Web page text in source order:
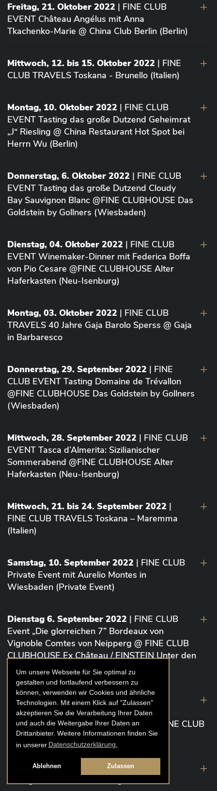
Um unsere Webseite für Sie optimal zu
gestalten und fortlaufend verbessern zu
können, verwenden wir Cookies und ähnliche
Technologien. Mit einem Klick auf "Zulassen"
akzeptieren Sie die Verarbeitung Ihrer Daten
und auch die Weitergabe Ihrer Daten an
Drittanbieter. Weitere Informationen finden Sie
in unserer Datenschutzerklärung.
Ablehnen Zulassen
Freitag, 21. Oktober 2022 | FINE CLUB
EVENT Château Angélus mit Anna
Tkachenko-Marie @ China Club Berlin (Berlin)
Mittwoch, 12. bis 15. Oktober 2022 | FINE
CLUB TRAVELS Toskana - Brunello (Italien)
Montag, 10. Oktober 2022 | FINE CLUB
EVENT Tasting das große Dutzend Geheimrat
„J“ Riesling @ China Restaurant Hot Spot bei
Herrn Wu (Berlin)
Donnerstag, 6. Oktober 2022 | FINE CLUB
EVENT Tasting das große Dutzend Cloudy
Bay Sauvignon Blanc @FINE CLUBHOUSE Das
Goldstein by Gollners (Wiesbaden)
Dienstag, 04. Oktober 2022 | FINE CLUB
EVENT Winemaker-Dinner mit Federica Boffa
von Pio Cesare @FINE CLUBHOUSE Alter
Haferkasten (Neu-Isenburg)
Montag, 03. Oktober 2022 | FINE CLUB
TRAVELS 40 Jahre Gaja Barolo Sperss @ Gaja
in Barbaresco
Donnerstag, 29. September 2022 | FINE
CLUB EVENT Tasting Domaine de Trévallon
@FINE CLUBHOUSE Das Goldstein by Gollners
(Wiesbaden)
Mittwoch, 28. September 2022 | FINE CLUB
EVENT Tasca d’Almerita: Sizilianischer
Sommerabend @FINE CLUBHOUSE Alter
Haferkasten (Neu-Isenburg)
Mittwoch, 21. bis 24. September 2022 |
FINE CLUB TRAVELS Toskana – Maremma
(Italien)
Samstag, 10. September 2022 | FINE CLUB
Private Event mit Aurelio Montes in
Wiesbaden (Private Event)
Dienstag 6. September 2022 | FINE CLUB
Event „Die glorreichen 7” Bordeaux von
Vignoble Comtes von Neipperg @ FINE CLUB
CLUBHOUSE Ex Château / EINSTEIN Unter den
Linden (Berlin)
19. August 2022| FINE CLUB Academy
Caviar „Die glorreichen 7“ Riesling Große
Gewächse von der Mosel aus 2020 @ FINE CLUB
Clubhouse Prunier Cologne (Köln)
29. Juli 2022
| Weinbergwanderung
Weingüter Geheimrat J. Wegeler